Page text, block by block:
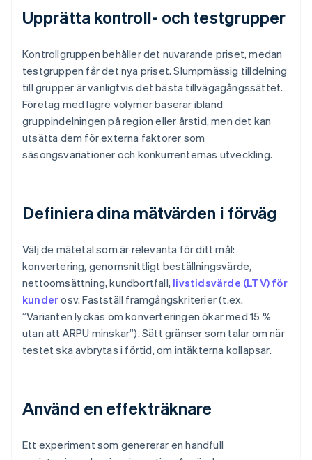
Upprätta kontroll- och testgrupper
Kontrollgruppen behåller det nuvarande priset, medan
testgruppen får det nya priset. Slumpmässig tilldelning
till grupper är vanligtvis det bästa tillvägagångssättet.
Företag med lägre volymer baserar ibland
gruppindelningen på region eller årstid, men det kan
utsätta dem för externa faktorer som
säsongsvariationer och konkurrenternas utveckling.
Definiera dina mätvärden i förväg
Välj de mätetal som är relevanta för ditt mål:
konvertering, genomsnittligt beställningsvärde,
nettoomsättning, kundbortfall, livstidsvärde (LTV) för
kunderosv. Fastställ framgångskriterier (t.ex.
”Varianten lyckas om konverteringen ökar med 15 %
utan att ARPU minskar”). Sätt gränser som talar om när
testet ska avbrytas i förtid, om intäkterna kollapsar.
Använd en effekträknare
Ett experiment som genererar en handfull